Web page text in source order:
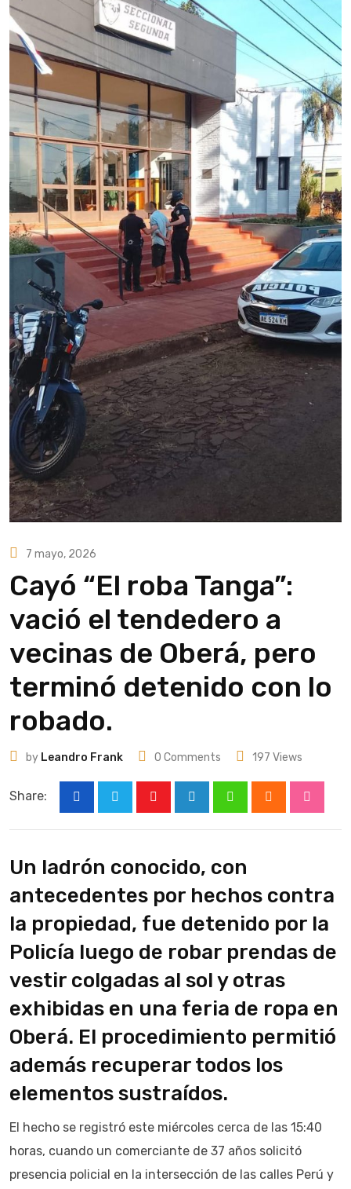
7 mayo, 2026
Cayó “El roba Tanga”:
vació el tendedero a
vecinas de Oberá, pero
terminó detenido con lo
robado.
by Leandro Frank 0 Comments 197 Views
Share:
Un ladrón conocido, con
antecedentes por hechos contra
la propiedad, fue detenido por la
Policía luego de robar prendas de
vestir colgadas al sol y otras
exhibidas en una feria de ropa en
Oberá. El procedimiento permitió
además recuperar todos los
elementos sustraídos.
El hecho se registró este miércoles cerca de las 15:40
horas, cuando un comerciante de 37 años solicitó
presencia policial en la intersección de las calles Perú y